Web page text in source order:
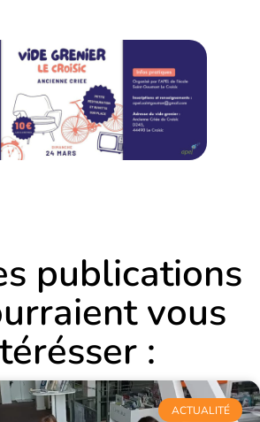
publications
vous
:
ACTUALITÉ